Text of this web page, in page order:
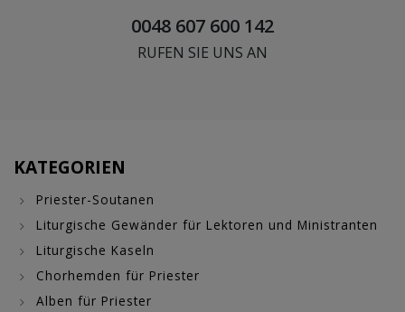
0048 607 600 142
RUFEN SIE UNS AN
KATEGORIEN
Priester-Soutanen
Liturgische Gewänder für Lektoren und Ministranten
Liturgische Kaseln
Chorhemden für Priester
Alben für Priester